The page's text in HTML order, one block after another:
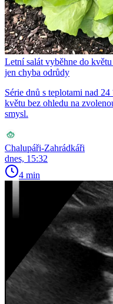
Letní salát vyběhne do
jen chyba odrůdy
Série dnů s teplotami nad
květu bez ohledu na
smysl.
Chalupáři-Zahrádkáři
dnes, 15:32
4 min